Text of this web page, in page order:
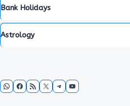
Bank Holidays
Astrology
WhatsApp
Facebook
RSS FeedX Telegram
YouTube